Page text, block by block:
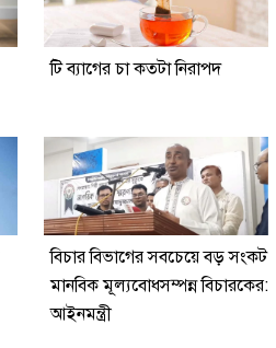
টি ব্যাগের চা কতটা নিরাপদ
বিচার বিভাগের সবচেয়ে বড় সংকট
মানবিক মূল্যবোধসম্পন্ন বিচারকের:
আইনমন্ত্রী